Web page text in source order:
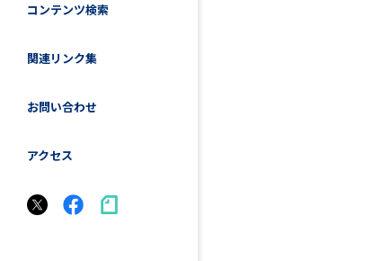
コンテンツ検索
関連リンク集
お問い合わせ
アクセス